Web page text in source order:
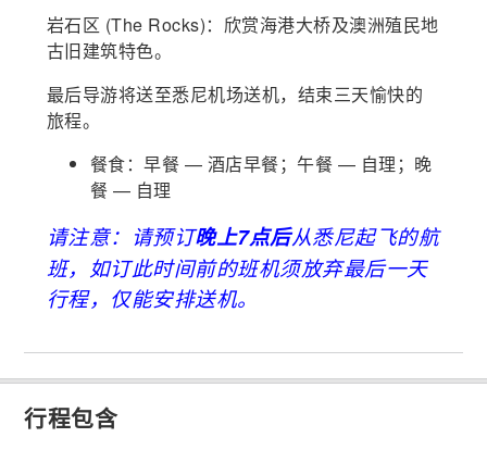
岩石区 (The Rocks)：欣赏海港大桥及澳洲殖民地
古旧建筑特色。
最后导游将送至悉尼机场送机，结束三天愉快的
旅程。
餐食：早餐 — 酒店早餐；午餐 — 自理；晚
餐 — 自理
请注意：请预订晚上7点后从悉尼起飞的航
班，如订此时间前的班机须放弃最后一天
行程，仅能安排送机。
行程包含